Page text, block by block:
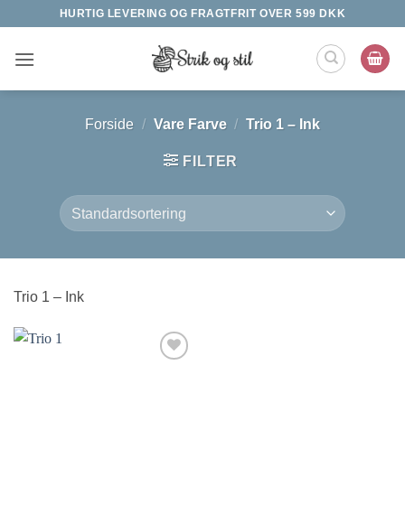
indhold
HURTIG LEVERING OG FRAGTFRIT OVER 599 DKK
Forside / Vare Farve / Trio 1 – Ink
FILTER
Trio 1 – Ink